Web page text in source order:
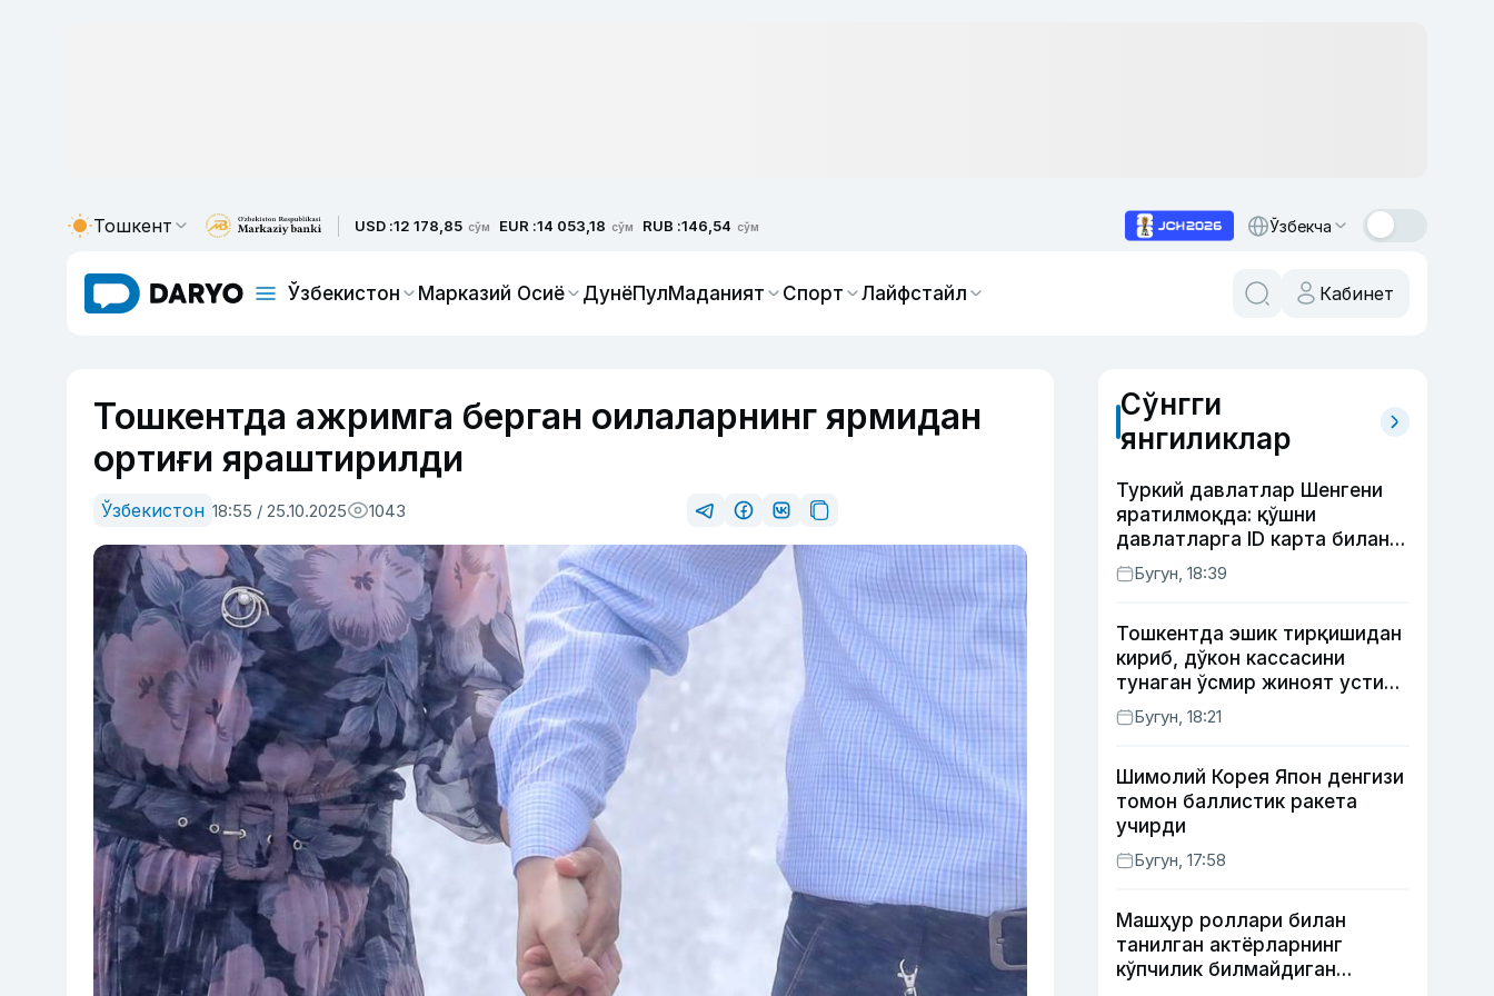
Тошкент USD :12 178,85 сўм EUR :14 053,18 сўм RUB :146,54 сўм Ўзбекча
Ўзбекистон Марказий Осиё ДунёПулМаданият Спорт Лайфстайл Кабинет
Тошкентда ажримга берган оилаларнинг ярмидан
ортиғи яраштирилди
Ўзбекистон 18:55 / 25.10.2025 1043
Сўнгги
янгиликлар
Туркий давлатлар Шенгени
яратилмоқда: қўшни
давлатларга ID карта билан
борилади
Бугун, 18:39
Тошкентда эшик тирқишидан
кириб, дўкон кассасини
тунаган ўсмир жиноят устида
ушланди
Бугун, 18:21
Шимолий Корея Япон денгизи
томон баллистик ракета
учирди
Бугун, 17:58
Машҳур роллари билан
танилган актёрларнинг
кўпчилик билмайдиган